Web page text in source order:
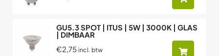
GU5.3 SPOT | ITUS | 5W | 3000K | GLAS
| DIMBAAR
€2,75 incl. btw